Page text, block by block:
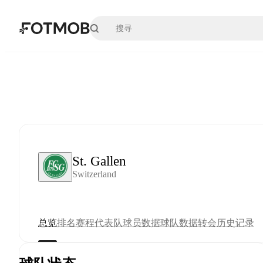
跳转到主要内容
St. Gallen
Switzerland
总览排名赛程代表队球员数据球队数据转会历史记录